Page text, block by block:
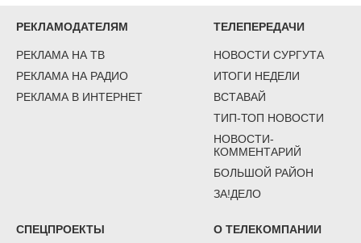
РЕКЛАМОДАТЕЛЯМ
РЕКЛАМА НА ТВ
РЕКЛАМА НА РАДИО
РЕКЛАМА В ИНТЕРНЕТ
ТЕЛЕПЕРЕДАЧИ
НОВОСТИ СУРГУТА
ИТОГИ НЕДЕЛИ
ВСТАВАЙ
ТИП-ТОП НОВОСТИ
НОВОСТИ-
КОММЕНТАРИЙ
БОЛЬШОЙ РАЙОН
ЗА!ДЕЛО
СПЕЦПРОЕКТЫ О ТЕЛЕКОМПАНИИ